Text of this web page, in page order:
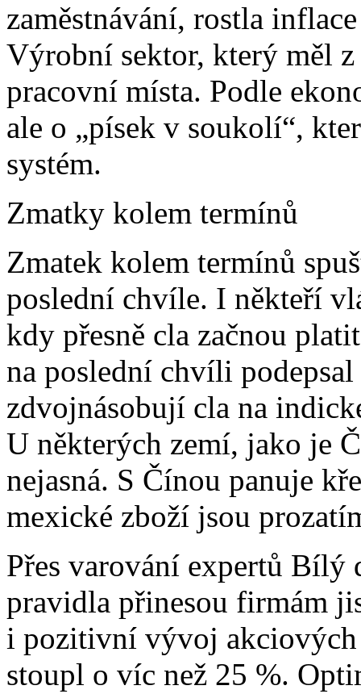
zaměstnávání, rostla
Výrobní sektor, který měl
pracovní místa. Podle
ale o „písek v soukolí“,
systém.
Zmatky kolem termínů
Zmatek kolem termínů
poslední chvíle. I někteří
kdy přesně cla začnou
na poslední chvíli
zdvojnásobují cla na
U některých zemí, jako je
nejasná. S Čínou panuje
mexické zboží jsou
Přes varování expertů Bílý
pravidla přinesou firmám
i pozitivní vývoj akciových
stoupl o víc než 25 %.